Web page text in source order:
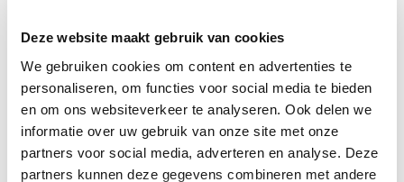
Deze website maakt gebruik van cookies
We gebruiken cookies om content en advertenties te
personaliseren, om functies voor social media te bieden
en om ons websiteverkeer te analyseren. Ook delen we
informatie over uw gebruik van onze site met onze
partners voor social media, adverteren en analyse. Deze
partners kunnen deze gegevens combineren met andere
Namibië
Nieuw-Zeeland
Thailand
Zanzibar
Zuid-Afrika